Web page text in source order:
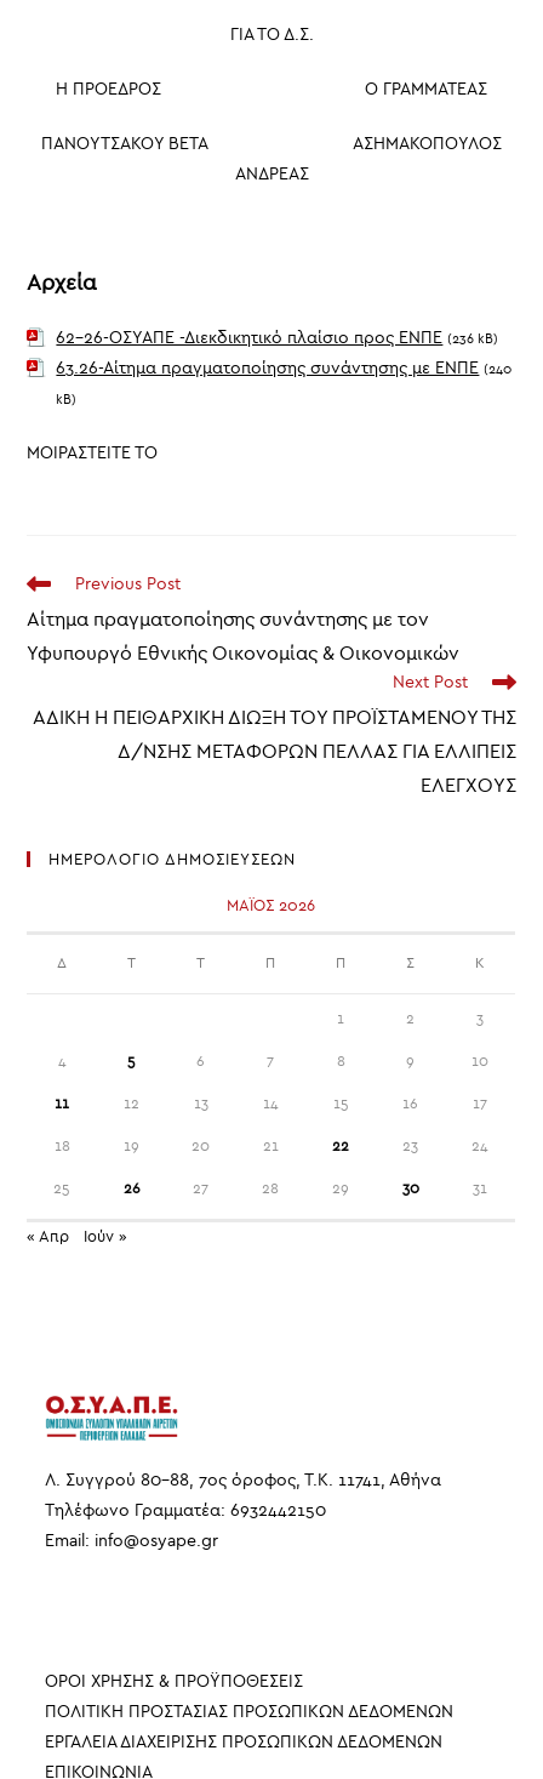
ΓΙΑ ΤΟ Δ.Σ.
Η ΠΡΟΕΔΡΟΣ Ο ΓΡΑΜΜΑΤΕΑΣ
ΠΑΝΟΥΤΣΑΚΟΥ ΒΕΤΑ ΑΣΗΜΑΚΟΠΟΥΛΟΣ
ΑΝΔΡΕΑΣ
Αρχεία
62-26-ΟΣΥΑΠΕ -Διεκδικητικό πλαίσιο προς ΕΝΠΕ (236 kB)
63.26-Αίτημα πραγματοποίησης συνάντησης με ΕΝΠΕ (240
kB)
ΜΟΙΡΑΣΤΕΙΤΕ ΤΟ
Read
more
articles
Previous Post
Αίτημα πραγματοποίησης συνάντησης με τον
Υφυπουργό Εθνικής Οικονομίας & Οικονομικών
Next Post
ΑΔΙΚΗ Η ΠΕΙΘΑΡΧΙΚΗ ΔΙΩΞΗ ΤΟΥ ΠΡΟΪΣΤΆΜΕΝΟΥ ΤΗΣ
Δ/ΝΣΗΣ ΜΕΤΑΦΟΡΩΝ ΠΕΛΛΑΣ ΓΙΑ ΕΛΛΙΠΕΙΣ
ΕΛΕΓΧΟΥΣ
ΗΜΕΡΟΛΟΓΙΟ ΔΗΜΟΣΙΕΥΣΕΩΝ
ΜΆΙΟΣ 2026
Δ Τ Τ Π Π Σ Κ
1 2 3
4 5 6 7 8 9 10
11 12 13 14 15 16 17
18 19 20 21 22 23 24
25 26 27 28 29 30 31
« Απρ Ιούν »
Λ. Συγγρού 80-88, 7ος όροφος, Τ.Κ. 11741, Αθήνα
Τηλέφωνο Γραμματέα: 6932442150
Email: info@osyape.gr
ΟΡΟΙ ΧΡΗΣΗΣ & ΠΡΟΫΠΟΘΕΣΕΙΣ
ΠΟΛΙΤΙΚΗ ΠΡΟΣΤΑΣΙΑΣ ΠΡΟΣΩΠΙΚΩΝ ΔΕΔΟΜΕΝΩΝ
ΕΡΓΑΛΕΙΑ ΔΙΑΧΕΙΡΙΣΗΣ ΠΡΟΣΩΠΙΚΩΝ ΔΕΔΟΜΕΝΩΝ
ΕΠΙΚΟΙΝΩΝΙΑ